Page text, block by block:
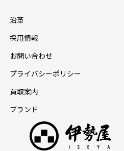
沿革
採⽤情報
お問い合わせ
プライバシーポリシー
買取案内
ブランド